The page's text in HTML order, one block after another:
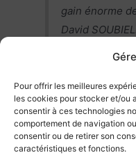
Pour offrir les meilleures
les cookies pour stocker et/ou
consentir à ces technologies
comportement de navigation
consentir ou de retirer son
caractéristiques et fonctions.
gain énorme
David
Enfin, Speechlive permet
partagerleurs dossiers et
utilisateurs, ce qui permet